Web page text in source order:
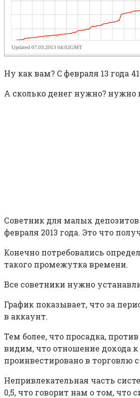
Ну как вам? C февраля 13 года
А сколько денег нужно? нужно
Советник для малых
февраля 2013 года. Это что
Конечно потребовались
такого промежутка времени.
Все советники нужно
График показывает, что за
в аккаунт.
Тем более, что просадка,
видим, что отношение дохода
проинвестировано в торговлю
Непривлекательная часть
0,5, что говорит нам о том,